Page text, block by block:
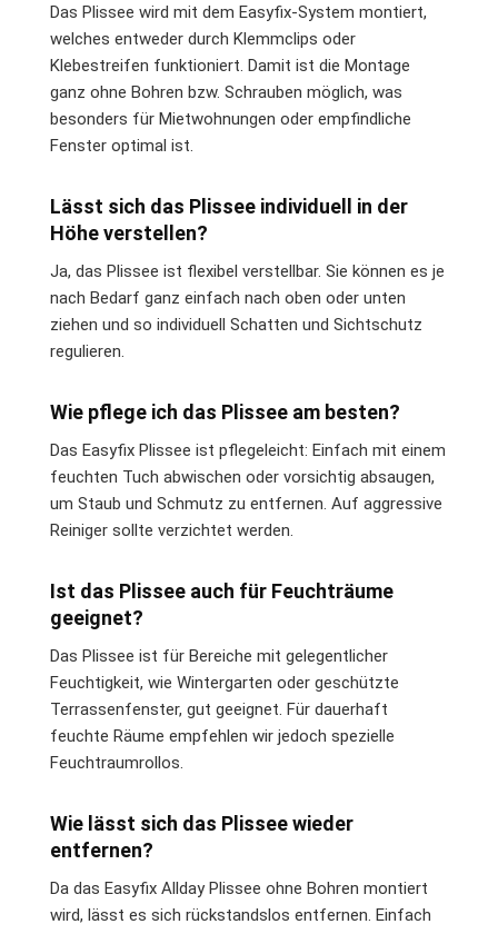
Das Plissee wird mit dem Easyfix-System montiert,
welches entweder durch Klemmclips oder
Klebestreifen funktioniert. Damit ist die Montage
ganz ohne Bohren bzw. Schrauben möglich, was
besonders für Mietwohnungen oder empfindliche
Fenster optimal ist.
Lässt sich das Plissee individuell in der
Höhe verstellen?
Ja, das Plissee ist flexibel verstellbar. Sie können es je
nach Bedarf ganz einfach nach oben oder unten
ziehen und so individuell Schatten und Sichtschutz
regulieren.
Wie pflege ich das Plissee am besten?
Das Easyfix Plissee ist pflegeleicht: Einfach mit einem
feuchten Tuch abwischen oder vorsichtig absaugen,
um Staub und Schmutz zu entfernen. Auf aggressive
Reiniger sollte verzichtet werden.
Ist das Plissee auch für Feuchträume
geeignet?
Das Plissee ist für Bereiche mit gelegentlicher
Feuchtigkeit, wie Wintergarten oder geschützte
Terrassenfenster, gut geeignet. Für dauerhaft
feuchte Räume empfehlen wir jedoch spezielle
Feuchtraumrollos.
Wie lässt sich das Plissee wieder
entfernen?
Da das Easyfix Allday Plissee ohne Bohren montiert
wird, lässt es sich rückstandslos entfernen. Einfach